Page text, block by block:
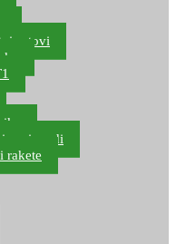
setovi
proizvodi
rakete